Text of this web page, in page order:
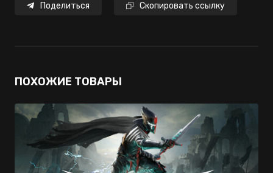
Поделиться Скопировать ссылку
ПОХОЖИЕ ТОВАРЫ